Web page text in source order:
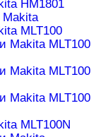
HM1801
MLT100
Makita MLT100
Makita MLT100
Makita MLT100
MLT100N